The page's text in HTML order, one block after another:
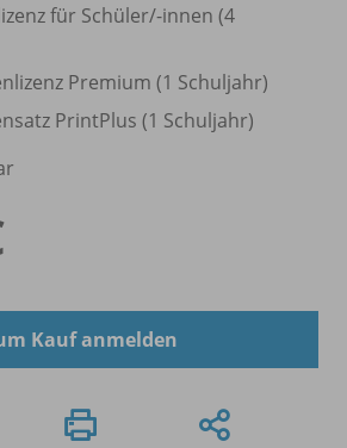
für Schüler/-innen (4
Premium (1 Schuljahr)
PrintPlus (1 Schuljahr)
Kauf anmelden